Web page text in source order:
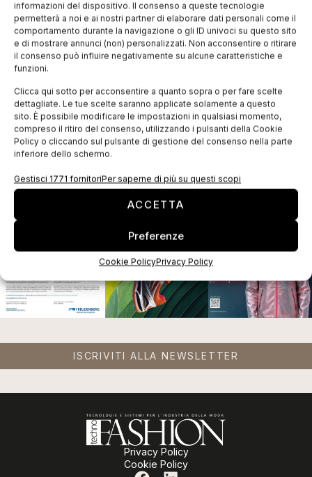
informazioni del dispositivo. Il consenso a queste tecnologie
permetterà a noi e ai nostri partner di elaborare dati personali come il
comportamento durante la navigazione o gli ID univoci su questo sito
e di mostrare annunci (non) personalizzati. Non acconsentire o ritirare
il consenso può influire negativamente su alcune caratteristiche e
funzioni.
Clicca qui sotto per acconsentire a quanto sopra o per fare scelte
dettagliate. Le tue scelte saranno applicate solamente a questo
sito. È possibile modificare le impostazioni in qualsiasi momento,
compreso il ritiro del consenso, utilizzando i pulsanti della Cookie
Policy o cliccando sul pulsante di gestione del consenso nella parte
inferiore dello schermo.
Gestisci 1771 fornitoriPer saperne di più su questi scopi
ACCETTA
Preferenze
Cookie PolicyPrivacy Policy
Loro Piana ancora alla guida di Ideabiella
L’Assemblea dei Soci di Ideabiella Srl, tenutasi presso
l’Unione Industriale Biellese, ha rinnovato il Consiglio di
Amministrazione che per il prossimo biennio sarà ancora
guidato da Pier Luigi Loro Piana.
EDICOLA WEB
ISCRIVITI ALLA NEWSLETTER
Privacy Policy
Cookie Policy